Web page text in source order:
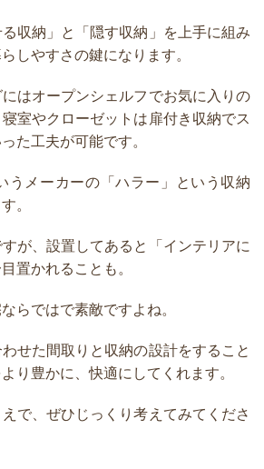
収納」と「隠す収納」を上手に組み
しやすさの鍵になります。
はオープンシェルフでお気に入りの
室やクローゼットは扉付き収納でス
た工夫が可能です。
うメーカーの「ハラー」という収納
。
が、設置してあると「インテリアに
置かれることも。
らではで素敵ですよね。
せた間取りと収納の設計をすること
り豊かに、快適にしてくれます。
で、ぜひじっくり考えてみてくださ